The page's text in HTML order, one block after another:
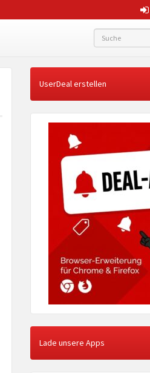
UserDeal erstellen
Lade unsere Apps